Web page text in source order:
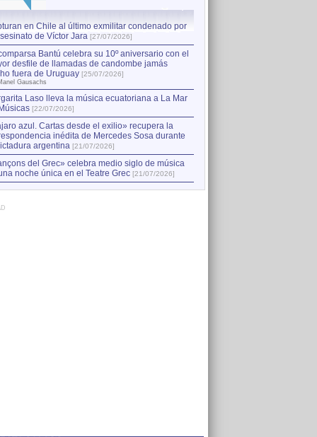
en Chile al último exmilitar condenado por
de Víctor Jara [27/07/2026]
Bantú celebra su 10º aniversario con el
desfile de llamadas de candombe jamás
fuera de Uruguay [25/07/2026]
Gausachs
Laso lleva la música ecuatoriana a La Mar
[22/07/2026]
azul. Cartas desde el exilio» recupera la
inédita de Mercedes Sosa durante
argentina [21/07/2026]
del Grec» celebra medio siglo de música
noche única en el Teatre Grec [21/07/2026]